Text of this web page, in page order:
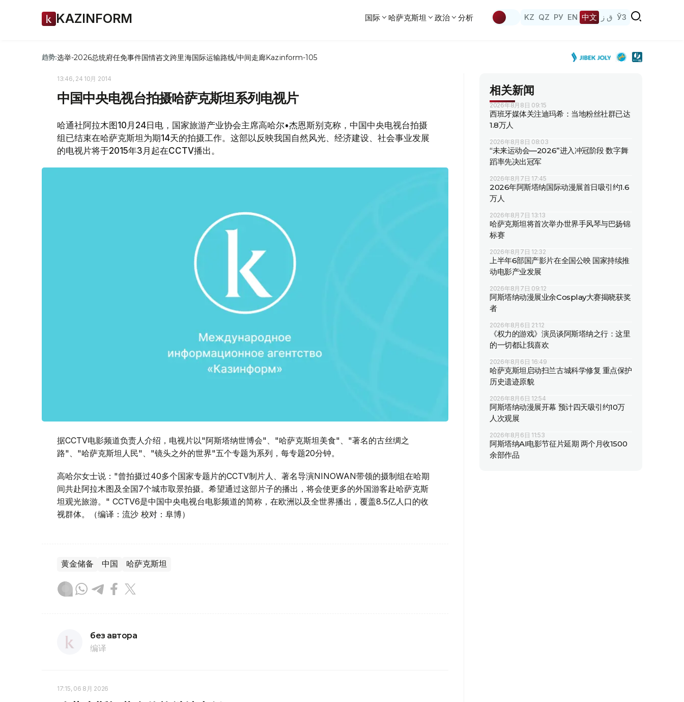
KAZINFORM 国际 哈萨克斯坦 政治 分析 KZ QZ РУ EN 中文 ق ز ЎЗ
趋势:选举-2026总统府任免事件国情咨文跨里海国际运输路线/中间走廊Kazinform-105
13:46, 24 10月 2014
中国中央电视台拍摄哈萨克斯坦系列电视片
哈通社阿拉木图10月24日电，国家旅游产业协会主席高哈尔•杰恩斯别克称，中国中央电视台拍摄
组已结束在哈萨克斯坦为期14天的拍摄工作。这部以反映我国自然风光、经济建设、社会事业发展
的电视片将于2015年3月起在CCTV播出。
据CCTV电影频道负责人介绍，电视片以"阿斯塔纳世博会"、"哈萨克斯坦美食"、"著名的古丝绸之
路"、"哈萨克斯坦人民"、"镜头之外的世界"五个专题为系列，每专题20分钟。
高哈尔女士说："曾拍摄过40多个国家专题片的CCTV制片人、著名导演NINOWAN带领的摄制组在哈期
间共赴阿拉木图及全国7个城市取景拍摄。希望通过这部片子的播出，将会使更多的外国游客赴哈萨克斯
坦观光旅游。" CCTV6是中国中央电视台电影频道的简称，在欧洲以及全世界播出，覆盖8.5亿人口的收
视群体。（编译：流沙 校对：阜博）
黄金储备 中国 哈萨克斯坦
без автора
编译
17:15, 06 8月 2026
相关新闻
2026年8月8日 09:15
西班牙媒体关注迪玛希：当地粉丝社群已达
1.8万人
2026年8月8日 08:03
“未来运动会—2026”进入冲冠阶段 数字舞
蹈率先决出冠军
2026年8月7日 17:45
2026年阿斯塔纳国际动漫展首日吸引约1.6
万人
2026年8月7日 13:13
哈萨克斯坦将首次举办世界手风琴与巴扬锦
标赛
2026年8月7日 12:32
上半年6部国产影片在全国公映 国家持续推
动电影产业发展
2026年8月7日 09:12
阿斯塔纳动漫展业余Cosplay大赛揭晓获奖
者
2026年8月6日 21:12
《权力的游戏》演员谈阿斯塔纳之行：这里
的一切都让我喜欢
2026年8月6日 16:49
哈萨克斯坦启动扫兰古城科学修复 重点保护
历史遗迹原貌
2026年8月6日 12:54
阿斯塔纳动漫展开幕 预计四天吸引约10万
人次观展
2026年8月6日 11:53
阿斯塔纳AI电影节征片延期 两个月收1500
余部作品